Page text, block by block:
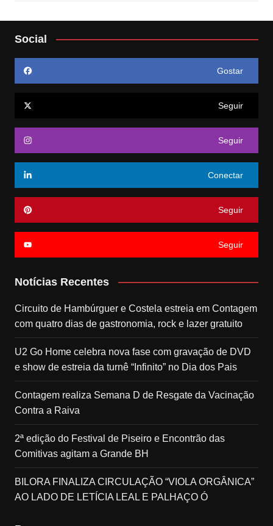
Social
Gostar
Seguir
Seguir
Conectar
Seguir
Seguir
Notícias Recentes
Circuito de Hambúrguer e Costela estreia em Contagem
com quatro dias de gastronomia, rock e lazer gratuito
U2 Go Home celebra nova fase com gravação de DVD
e show de estreia da turnê “Infinito” no Dia dos Pais
Contagem realiza Semana D de Resgate da Vacinação
Contra a Raiva
2ª edição do Festival de Piseiro e Encontrão das
Comitivas agitam a Grande BH
BILORA FINALIZA CIRCULAÇÃO “VIOLA ORGÂNICA”
AO LADO DE LETÍCIA LEAL E PALHAÇO Ó